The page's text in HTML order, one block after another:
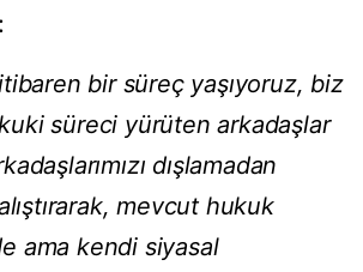
itibaren bir süreç yaşıyoruz, biz
süreci yürüten arkadaşlar
dışlamadan
mevcut hukuk
ama kendi siyasal